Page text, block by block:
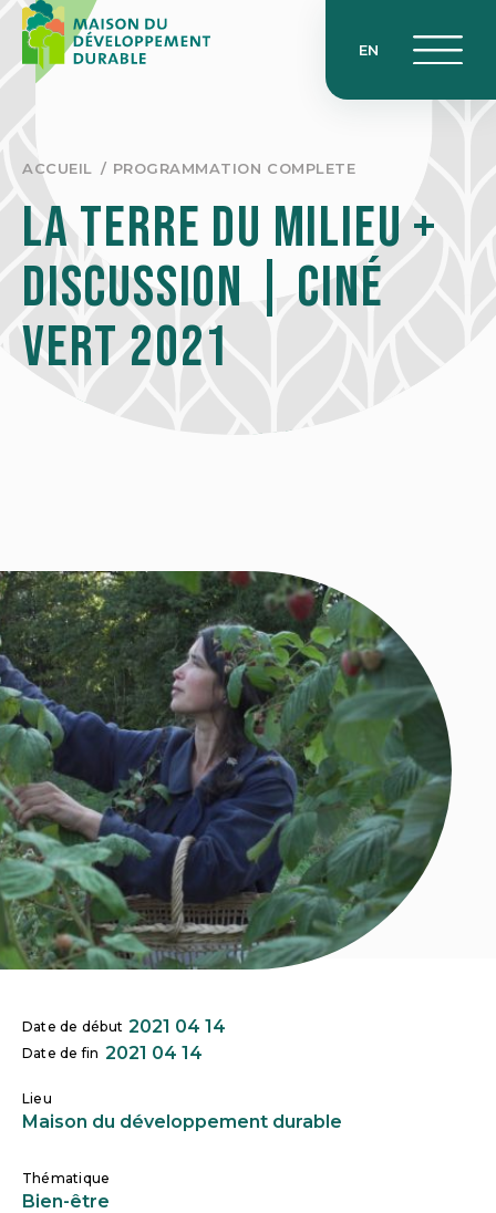
Skip
content
EN
ACCUEIL PROGRAMMATION COMPLETE
La terre du milieu +
discussion | Ciné
Vert 2021
Date de début 2021 04 14
Date de fin 2021 04 14
Lieu
Maison du développement durable
Thématique
Bien-être